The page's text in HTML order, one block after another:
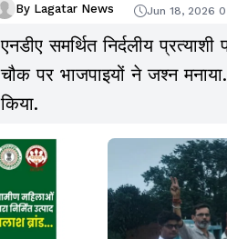
By Lagatar News Jun 18, 2026
एनडीए समर्थित निर्दलीय
चौक पर भाजपाइयों ने जश्न
किया.